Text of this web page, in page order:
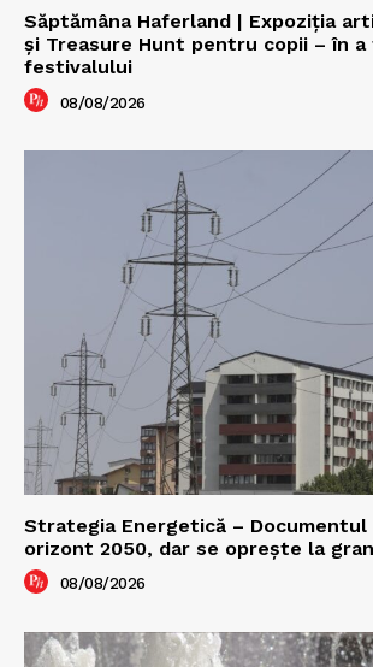
Săptămâna Haferland | Expoziţia
şi Treasure Hunt pentru copii – în a
festivalului
08/08/2026
Strategia Energetică –
orizont 2050, dar se oprește la
08/08/2026